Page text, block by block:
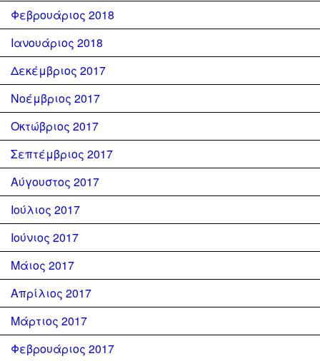
Φεβρουάριος 2018
Ιανουάριος 2018
Δεκέμβριος 2017
Νοέμβριος 2017
Οκτώβριος 2017
Σεπτέμβριος 2017
Αύγουστος 2017
Ιούλιος 2017
Ιούνιος 2017
Μάιος 2017
Απρίλιος 2017
Μάρτιος 2017
Φεβρουάριος 2017